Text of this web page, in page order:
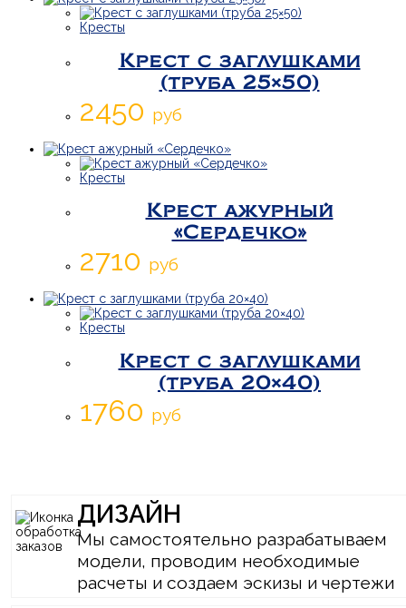
Кресты
Крест с заглушками
(труба 25×50)
2450 руб
Кресты
Крест ажурный
«Сердечко»
2710 руб
Кресты
Крест с заглушками
(труба 20×40)
1760 руб
ДИЗАЙН
Мы самостоятельно разрабатываем
модели, проводим необходимые
расчеты и создаем эскизы и чертежи